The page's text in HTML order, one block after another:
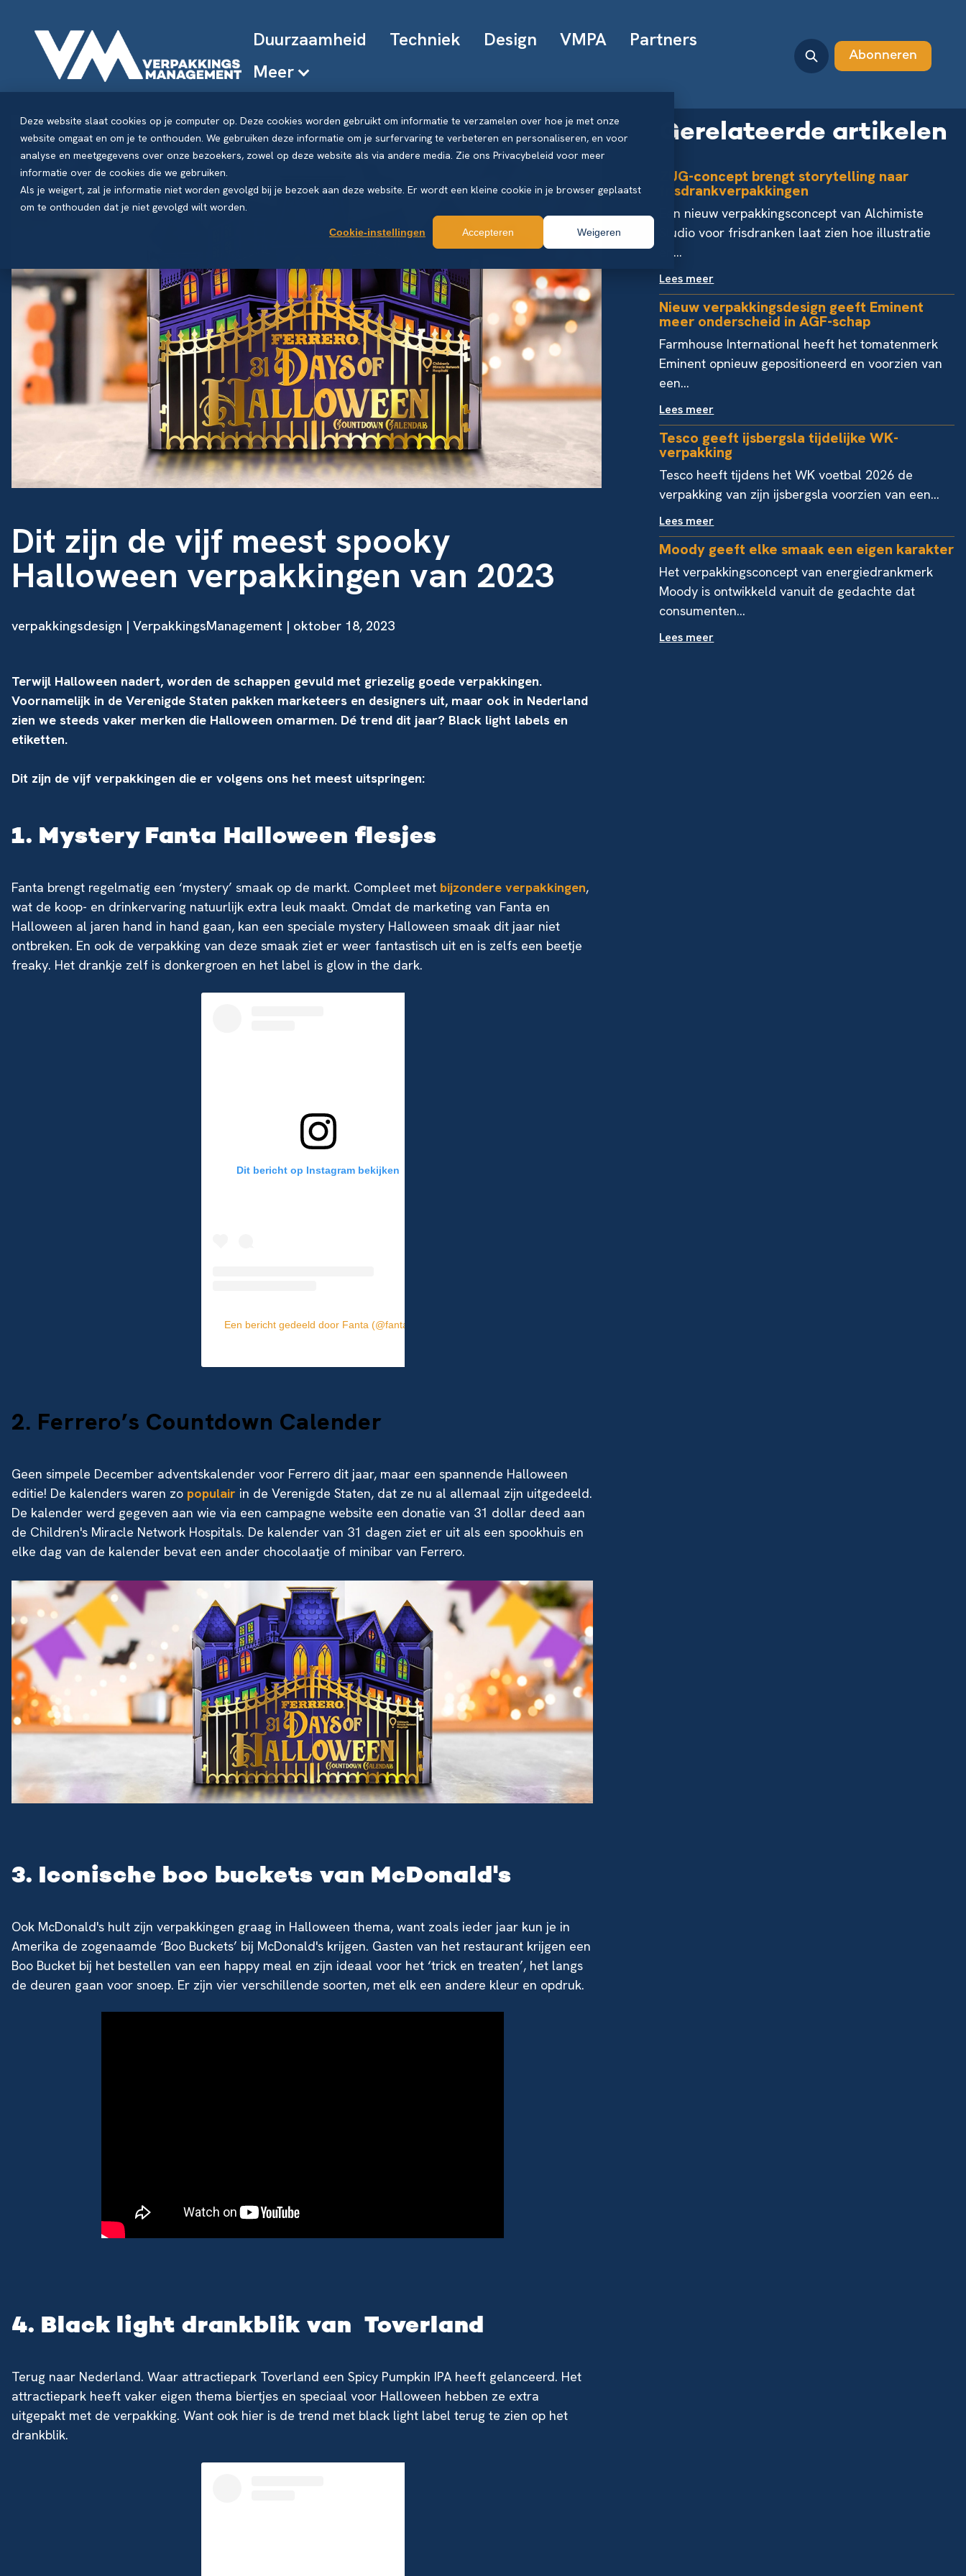
Deze website slaat cookies op je computer op. Deze cookies worden gebruikt om informatie te verzamelen over hoe je met onze
website omgaat en om je te onthouden. We gebruiken deze informatie om je surfervaring te verbeteren en personaliseren, en voor
analyse en meetgegevens over onze bezoekers, zowel op deze website als via andere media. Zie ons Privacybeleid voor meer
informatie over de cookies die we gebruiken.
Als je weigert, zal je informatie niet worden gevolgd bij je bezoek aan deze website. Er wordt een kleine cookie in je browser geplaatst
om te onthouden dat je niet gevolgd wilt worden.
Cookie-instellingen Accepteren Weigeren
Duurzaamheid Techniek Design VMPA
Partners
Meer
Abonneren
Dit zijn de vijf meest spooky
Halloween verpakkingen van 2023
verpakkingsdesign | VerpakkingsManagement | oktober 18, 2023
Terwijl Halloween nadert, worden de schappen gevuld met griezelig goede verpakkingen.
Voornamelijk in de Verenigde Staten pakken marketeers en designers uit, maar ook in Nederland
zien we steeds vaker merken die Halloween omarmen. Dé trend dit jaar? Black light labels en
etiketten.
Dit zijn de vijf verpakkingen die er volgens ons het meest uitspringen:
1. Mystery Fanta Halloween flesjes
Fanta brengt regelmatig een ‘mystery’ smaak op de markt. Compleet met bijzondere verpakkingen,
wat de koop- en drinkervaring natuurlijk extra leuk maakt. Omdat de marketing van Fanta en
Halloween al jaren hand in hand gaan, kan een speciale mystery Halloween smaak dit jaar niet
ontbreken. En ook de verpakking van deze smaak ziet er weer fantastisch uit en is zelfs een beetje
freaky. Het drankje zelf is donkergroen en het label is glow in the dark.
Dit bericht op Instagram bekijken
Een bericht gedeeld door Fanta (@fanta)
2. Ferrero’s Countdown Calender
Geen simpele December adventskalender voor Ferrero dit jaar, maar een spannende Halloween
editie! De kalenders waren zo populair in de Verenigde Staten, dat ze nu al allemaal zijn uitgedeeld.
De kalender werd gegeven aan wie via een campagne website een donatie van 31 dollar deed aan
de Children's Miracle Network Hospitals. De kalender van 31 dagen ziet er uit als een spookhuis en
elke dag van de kalender bevat een ander chocolaatje of minibar van Ferrero.
3. Iconische boo buckets van McDonald's
Ook McDonald's hult zijn verpakkingen graag in Halloween thema, want zoals ieder jaar kun je in
Amerika de zogenaamde ‘Boo Buckets’ bij McDonald's krijgen. Gasten van het restaurant krijgen een
Boo Bucket bij het bestellen van een happy meal en zijn ideaal voor het ‘trick en treaten’, het langs
de deuren gaan voor snoep. Er zijn vier verschillende soorten, met elk een andere kleur en opdruk.
4. Black light drankblik van Toverland
Terug naar Nederland. Waar attractiepark Toverland een Spicy Pumpkin IPA heeft gelanceerd. Het
attractiepark heeft vaker eigen thema biertjes en speciaal voor Halloween hebben ze extra
uitgepakt met de verpakking. Want ook hier is de trend met black light label terug te zien op het
drankblik.
Gerelateerde artikelen
ZUG-concept brengt storytelling naar
frisdrankverpakkingen
Een nieuw verpakkingsconcept van Alchimiste
Studio voor frisdranken laat zien hoe illustratie
en...
Lees meer
Nieuw verpakkingsdesign geeft Eminent
meer onderscheid in AGF-schap
Farmhouse International heeft het tomatenmerk
Eminent opnieuw gepositioneerd en voorzien van
een...
Lees meer
Tesco geeft ijsbergsla tijdelijke WK-
verpakking
Tesco heeft tijdens het WK voetbal 2026 de
verpakking van zijn ijsbergsla voorzien van een...
Lees meer
Moody geeft elke smaak een eigen karakter
Het verpakkingsconcept van energiedrankmerk
Moody is ontwikkeld vanuit de gedachte dat
consumenten...
Lees meer